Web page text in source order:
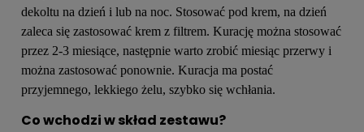
dekoltu na dzień i lub na noc. Stosować pod krem, na dzień
zaleca się zastosować krem z filtrem. Kurację można stosować
przez 2-3 miesiące, następnie warto zrobić miesiąc przerwy i
można zastosować ponownie. Kuracja ma postać
przyjemnego, lekkiego żelu, szybko się wchłania.
Co wchodzi w skład zestawu?